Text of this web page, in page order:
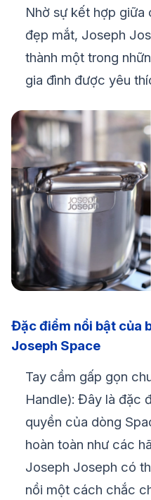
Nhờ sự kết hợp
đẹp mắt, Joseph
thành một trong
gia đình được yêu
Đặc điểm nổi bật của
Joseph Space
Tay cầm gấp gọn
Handle): Đây là đặc
quyền của dòng
hoàn toàn như các
Joseph Joseph có
nồi một cách chắc